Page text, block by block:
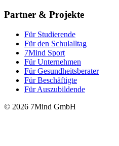
Partner & Projekte
Für Stu­die­rende
Für den Schulalltag
7Mind Sport
Für Unter­neh­men
Für Gesund­heits­be­ra­ter
Für Beschäftigte
Für Auszubildende
© 2026 7Mind GmbH